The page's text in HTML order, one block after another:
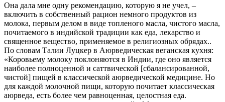
Она дала мне одну рекомендацию, которую я не учел, –
включить в собственный рацион немного продуктов из
молока, первым делом в виде топленого масла, чистого масла,
почитаемого в индийской традиции как еда, лекарство и
священное вещество, применяемое в религиозных обрядах..
По словам Талии Луцкер в Аюрведическая веганская кухня:
«Коровьему молоку поклоняются в Индии, где оно является
наиболее полноценной и саттвической [сбалансированной,
чистой] пищей в классической аюрведической медицине. Но
для каждой молочной пищи, которую почитает классическая
аюрведа, есть более чем равноценная, целостная еда.